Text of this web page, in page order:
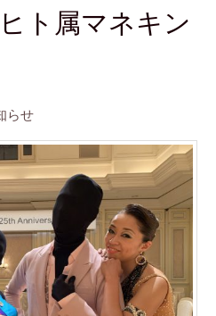
ト属マネキン
らせ